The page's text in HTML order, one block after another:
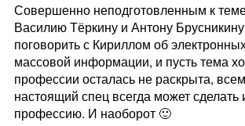
Совершенно неподготовленным к
Василию Тёркину и Антону
поговорить с Кириллом об
массовой информации, и пусть тема
профессии осталась не раскрыта,
настоящий спец всегда может сделать
профессию. И наоборот 🙂